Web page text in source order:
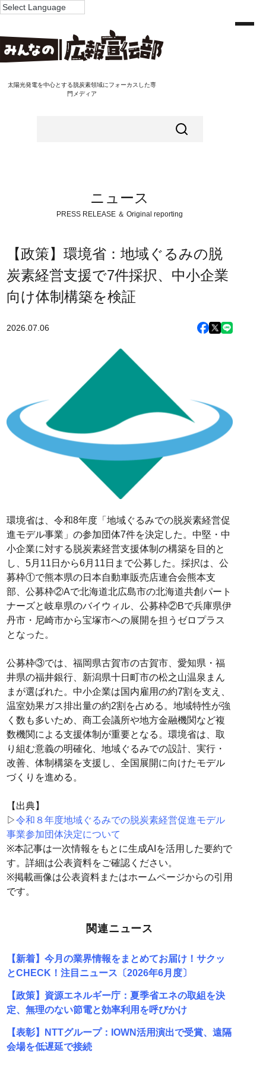
太陽光発電を中心とする脱炭素領域にフォーカスした専
門メディア
ニュース
PRESS RELEASE ＆ Original reporting
【政策】環境省：地域ぐるみの脱
炭素経営支援で7件採択、中小企業
向け体制構築を検証
2026.07.06
環境省は、令和8年度「地域ぐるみでの脱炭素経営促
進モデル事業」の参加団体7件を決定した。中堅・中
小企業に対する脱炭素経営支援体制の構築を目的と
し、5月11日から6月11日まで公募した。採択は、公
募枠①で熊本県の日本自動車販売店連合会熊本支
部、公募枠②Aで北海道北広島市の北海道共創パート
ナーズと岐阜県のバイウィル、公募枠②Bで兵庫県伊
丹市・尼崎市から宝塚市への展開を担うゼロプラス
となった。
公募枠③では、福岡県古賀市の古賀市、愛知県・福
井県の福井銀行、新潟県十日町市の松之山温泉まん
まが選ばれた。中小企業は国内雇用の約7割を支え、
温室効果ガス排出量の約2割を占める。地域特性が強
く数も多いため、商工会議所や地方金融機関など複
数機関による支援体制が重要となる。環境省は、取
り組む意義の明確化、地域ぐるみでの設計、実行・
改善、体制構築を支援し、全国展開に向けたモデル
づくりを進める。
【出典】
▷令和８年度地域ぐるみでの脱炭素経営促進モデル
事業参加団体決定について
※本記事は一次情報をもとに生成AIを活用した要約で
す。詳細は公表資料をご確認ください。
※掲載画像は公表資料またはホームページからの引用
です。
関連ニュース
【新着】今月の業界情報をまとめてお届け！サクッ
とCHECK！注目ニュース〔2026年6月度〕
【政策】資源エネルギー庁：夏季省エネの取組を決
定、無理のない節電と効率利用を呼びかけ
【表彰】NTTグループ：IOWN活用演出で受賞、遠隔
会場を低遅延で接続